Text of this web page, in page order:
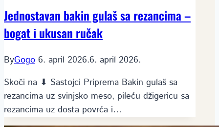
Jednostavan bakin gulaš sa rezancima –
bogat i ukusan ručak
ByGogo 6. april 2026.6. april 2026.
Skoči na ⬇ Sastojci Priprema Bakin gulaš sa
rezancima uz svinjsko meso, pileću džigericu sa
rezancima uz dosta povrća i…